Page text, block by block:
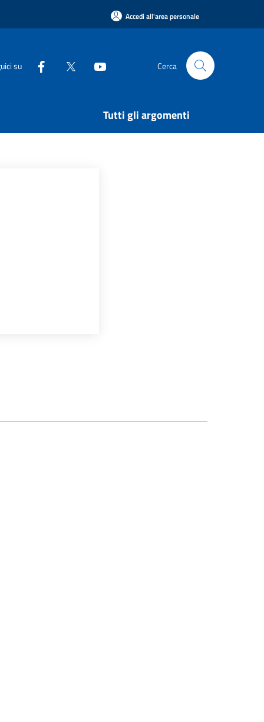
Accedi all'area personale
su Cerca
Tutti gli argomenti